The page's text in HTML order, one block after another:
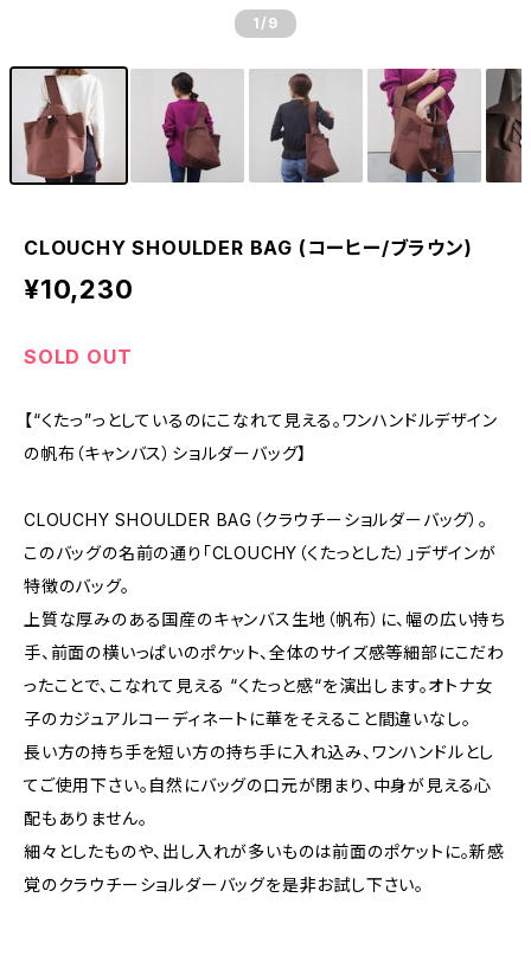
1 /9
CLOUCHY SHOULDER BAG (コーヒー/ブラウン)
¥10,230
SOLD OUT
【“くたっ”っとしているのにこなれて見える。ワンハンドルデザイン
の帆布（キャンバス）ショルダーバッグ】
CLOUCHY SHOULDER BAG（クラウチーショルダーバッグ）。
このバッグの名前の通り「CLOUCHY（くたっとした）」デザインが
特徴のバッグ。
上質な厚みのある国産のキャンバス生地（帆布）に、幅の広い持ち
手、前面の横いっぱいのポケット、全体のサイズ感等細部にこだわ
ったことで、こなれて見える “くたっと感“を演出します。オトナ女
子のカジュアルコーディネートに華をそえること間違いなし。
長い方の持ち手を短い方の持ち手に入れ込み、ワンハンドルとし
てご使用下さい。自然にバッグの口元が閉まり、中身が見える心
配もありません。
細々としたものや、出し入れが多いものは前面のポケットに。新感
覚のクラウチーショルダーバッグを是非お試し下さい。